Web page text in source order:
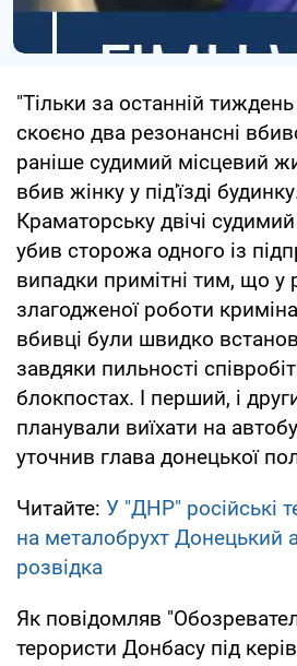
"Тільки за останній
скоєно два резонансні
раніше судимий місцевий
вбив жінку у під'їзді
Краматорську двічі
убив сторожа одного із
випадки примітні тим, що у
злагодженої роботи
вбивці були швидко
завдяки пильності
блокпостах. І перший, і
планували виїхати на
уточнив глава донецької
Читайте: У "ДНР" російські
на металобрухт Донецький
розвідка
Як повідомляв
терористи Донбасу під